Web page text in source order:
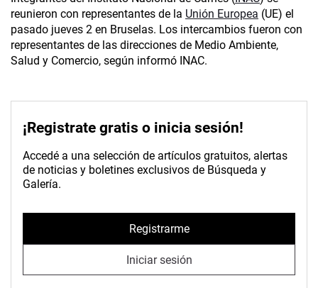
reunieron con representantes de la Unión Europea (UE) el
pasado jueves 2 en Bruselas. Los intercambios fueron con
representantes de las direcciones de Medio Ambiente,
Salud y Comercio, según informó INAC.
¡Registrate gratis o inicia sesión!
Accedé a una selección de artículos gratuitos, alertas
de noticias y boletines exclusivos de Búsqueda y
Galería.
Registrarme
Iniciar sesión